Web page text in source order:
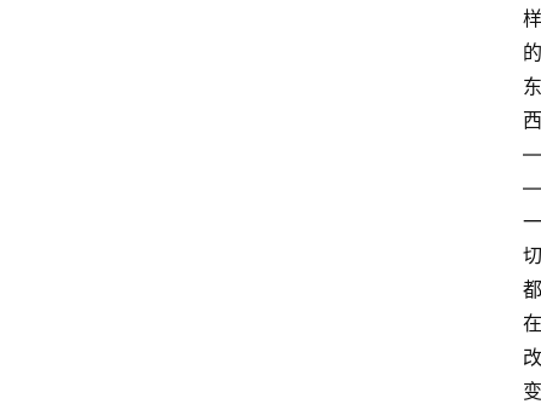
样
的
东
西
—
—
一
切
都
在
改
变